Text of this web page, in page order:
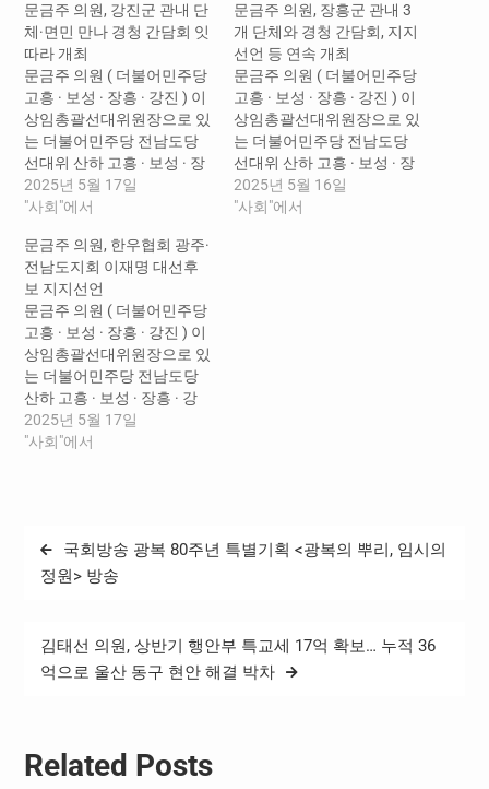
문금주 의원, 강진군 관내 단
체·면민 만나 경청 간담회 잇
따라 개최
문금주 의원 ( 더불어민주당
고흥 · 보성 · 장흥 · 강진 ) 이
상임총괄선대위원장으로 있
는 더불어민주당 전남도당
선대위 산하 고흥 · 보성 · 장
흥 · 강진군 선거대책위원회
가 강진군 관내 다수 단체와
역 현안과 강진 발전을 위한
대안 모색에 힘을 쏟고 있다
고 17 일 밝혔다 . 문 의원은
16…
2025년 5월 17일
"사회"에서
문금주 의원, 장흥군 관내 3
개 단체와 경청 간담회, 지지
선언 등 연속 개최
문금주 의원 ( 더불어민주당
고흥 · 보성 · 장흥 · 강진 ) 이
상임총괄선대위원장으로 있
는 더불어민주당 전남도당
선대위 산하 고흥 · 보성 · 장
흥 · 강진군 선거대책위원회
가 장흥군 관내 다수 단체와
2025년 5월 16일
"사회"에서
문금주 의원, 한우협회 광주·
전남도지회 이재명 대선후
보 지지선언
문금주 의원 ( 더불어민주당
고흥 · 보성 · 장흥 · 강진 ) 이
상임총괄선대위원장으로 있
는 더불어민주당 전남도당
산하 고흥 · 보성 · 장흥 · 강
진군 선거대책위원회가 전
국한우협회 광주전남도지회
에는 문금주 의원과 민경천
전국한우협회…
2025년 5월 17일
"사회"에서
글
탐
국회방송 광복 80주년 특별기획 <광복의 뿌리, 임시의
정원> 방송
김태선 의원, 상반기 행안부 특교세 17억 확보… 누적 36
억으로 울산 동구 현안 해결 박차
Related Posts